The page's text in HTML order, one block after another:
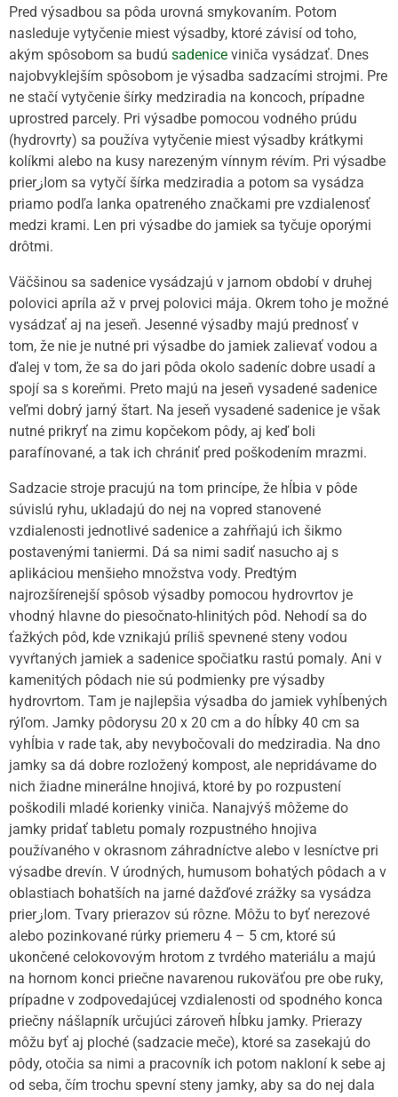
Pred výsadbou sa pôda urovná smykovaním. Potom
nasleduje vytyčenie miest výsadby, ktoré závisí od toho,
akým spôsobom sa budú sadenice viniča vysádzať. Dnes
najobvyklejším spôsobom je výsadba sadzacími strojmi. Pre
ne stačí vytyčenie šírky medziradia na koncoch, prípadne
uprostred parcely. Pri výsadbe pomocou vodného prúdu
(hydrovrty) sa používa vytyčenie miest výsadby krátkymi
kolíkmi alebo na kusy narezeným vínnym révím. Pri výsadbe
prierازom sa vytyčí šírka medziradia a potom sa vysádza
priamo podľa lanka opatreného značkami pre vzdialenosť
medzi krami. Len pri výsadbe do jamiek sa tyčuje oporými
drôtmi.
Väčšinou sa sadenice vysádzajú v jarnom období v druhej
polovici apríla až v prvej polovici mája. Okrem toho je možné
vysádzať aj na jeseň. Jesenné výsadby majú prednosť v
tom, že nie je nutné pri výsadbe do jamiek zalievať vodou a
ďalej v tom, že sa do jari pôda okolo sadeníc dobre usadí a
spojí sa s koreňmi. Preto majú na jeseň vysadené sadenice
veľmi dobrý jarný štart. Na jeseň vysadené sadenice je však
nutné prikryť na zimu kopčekom pôdy, aj keď boli
parafínované, a tak ich chrániť pred poškodením mrazmi.
Sadzacie stroje pracujú na tom princípe, že hĺbia v pôde
súvislú ryhu, ukladajú do nej na vopred stanovené
vzdialenosti jednotlivé sadenice a zahŕňajú ich šikmo
postavenými taniermi. Dá sa nimi sadiť nasucho aj s
aplikáciou menšieho množstva vody. Predtým
najrozšírenejší spôsob výsadby pomocou hydrovrtov je
vhodný hlavne do piesočnato-hlinitých pôd. Nehodí sa do
ťažkých pôd, kde vznikajú príliš spevnené steny vodou
vyvŕtaných jamiek a sadenice spočiatku rastú pomaly. Ani v
kamenitých pôdach nie sú podmienky pre výsadby
hydrovrtom. Tam je najlepšia výsadba do jamiek vyhĺbených
rýľom. Jamky pôdorysu 20 x 20 cm a do hĺbky 40 cm sa
vyhĺbia v rade tak, aby nevybočovali do medziradia. Na dno
jamky sa dá dobre rozložený kompost, ale nepridávame do
nich žiadne minerálne hnojivá, ktoré by po rozpustení
poškodili mladé korienky viniča. Nanajvýš môžeme do
jamky pridať tabletu pomaly rozpustného hnojiva
používaného v okrasnom záhradníctve alebo v lesníctve pri
výsadbe drevín. V úrodných, humusom bohatých pôdach a v
oblastiach bohatších na jarné dažďové zrážky sa vysádza
prierازom. Tvary prierazov sú rôzne. Môžu to byť nerezové
alebo pozinkované rúrky priemeru 4 – 5 cm, ktoré sú
ukončené celokovovým hrotom z tvrdého materiálu a majú
na hornom konci priečne navarenou rukoväťou pre obe ruky,
prípadne v zodpovedajúcej vzdialenosti od spodného konca
priečny nášlapník určujúci zároveň hĺbku jamky. Prierazy
môžu byť aj ploché (sadzacie meče), ktoré sa zasekajú do
pôdy, otočia sa nimi a pracovník ich potom nakloní k sebe aj
od seba, čím trochu spevní steny jamky, aby sa do nej dala